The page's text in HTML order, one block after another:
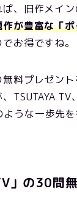
、旧作メイ
が豊富な「
でお得ですね。
料プレゼン
TSUTAYA TV
うな一歩先
」の30間